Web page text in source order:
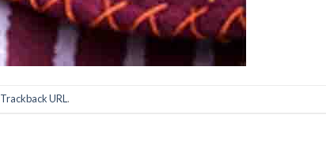
Trackback URL .